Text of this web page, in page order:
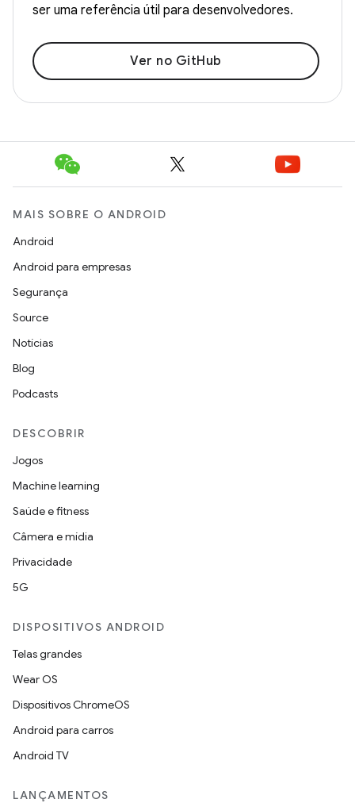
ser uma referência útil para desenvolvedores.
Ver no GitHub
MAIS SOBRE O ANDROID
Android
Android para empresas
Segurança
Source
Notícias
Blog
Podcasts
DESCOBRIR
Jogos
Machine learning
Saúde e fitness
Câmera e mídia
Privacidade
5G
DISPOSITIVOS ANDROID
Telas grandes
Wear OS
Dispositivos ChromeOS
Android para carros
Android TV
LANÇAMENTOS